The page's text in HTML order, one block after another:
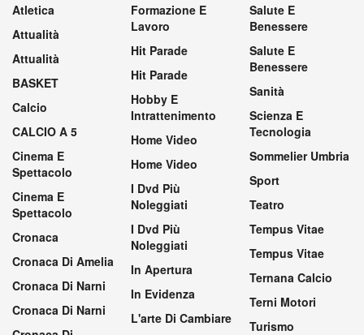
Atletica
Attualità
Attualità
BASKET
Calcio
CALCIO A 5
Cinema E
Spettacolo
Cinema E
Spettacolo
Cronaca
Cronaca Di Amelia
Cronaca Di Narni
Cronaca Di Narni
Formazione E
Lavoro
Hit Parade
Hit Parade
Hobby E
Intrattenimento
Home Video
Home Video
I Dvd Più
Noleggiati
I Dvd Più
Noleggiati
In Apertura
In Evidenza
L'arte Di Cambiare
Salute E
Benessere
Salute E
Benessere
Sanità
Scienza E
Tecnologia
Sommelier Umbria
Sport
Teatro
Tempus Vitae
Tempus Vitae
Ternana Calcio
Terni Motori
Turismo